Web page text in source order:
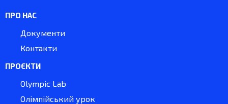
ПРО НАС
Документи
Контакти
ПРОЄКТИ
Olympic Lab
Олімпійський урок